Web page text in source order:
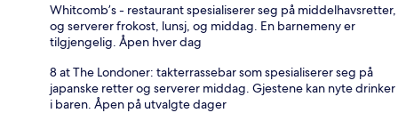
Whitcomb’s - restaurant spesialiserer seg på middelhavsretter,
og serverer frokost, lunsj, og middag. En barnemeny er
tilgjengelig. Åpen hver dag
8 at The Londoner: takterrassebar som spesialiserer seg på
japanske retter og serverer middag. Gjestene kan nyte drinker
i baren. Åpen på utvalgte dager